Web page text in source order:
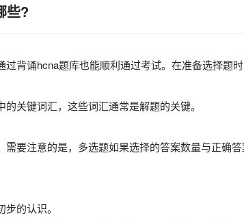
些?
背诵hcna题库也能顺利通过考试。在准备选择题
关键词汇，这些词汇通常是解题的关键。
要注意的是，多选题如果选择的答案数量与正
的认识。